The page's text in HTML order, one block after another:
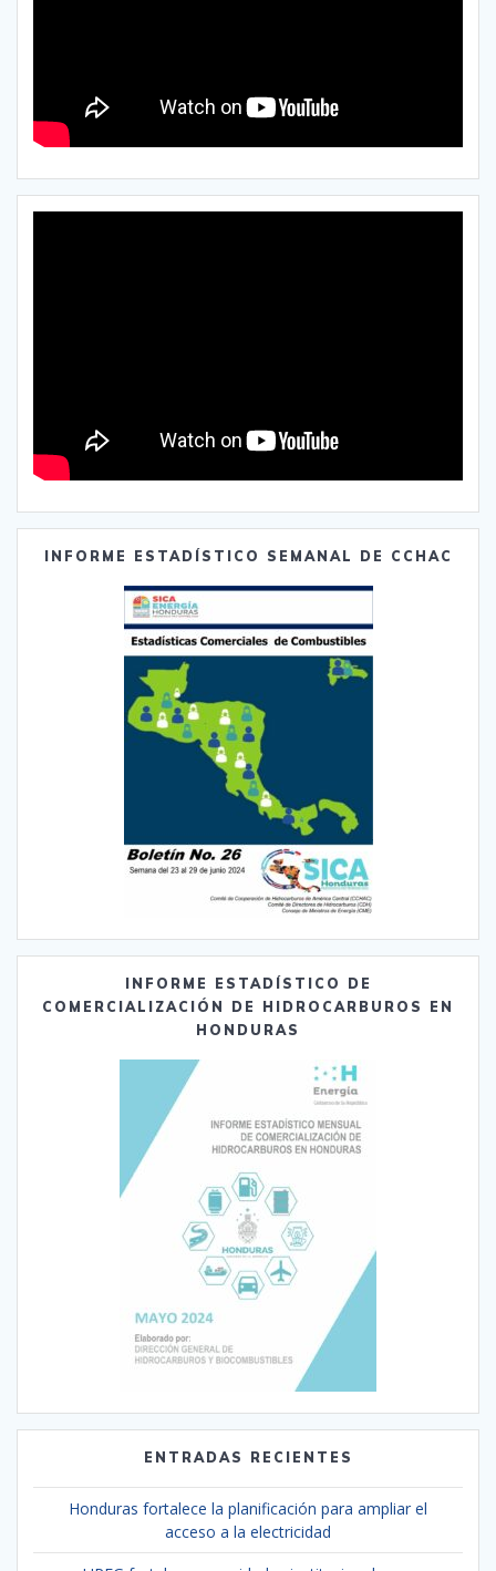
INFORME ESTADÍSTICO SEMANAL DE CCHAC
INFORME ESTADÍSTICO DE
COMERCIALIZACIÓN DE HIDROCARBUROS EN
HONDURAS
ENTRADAS RECIENTES
Honduras fortalece la planificación para ampliar el
acceso a la electricidad